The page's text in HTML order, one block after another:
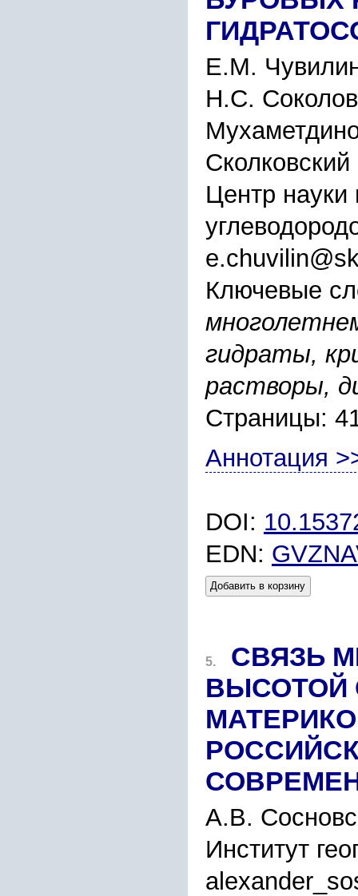
Е.М.
Н.С.
Сколковский
Центр науки
Ключевые
гидраты,
растворы,
Страницы:
Аннотация
DOI:
EDN:
Добавить в корзину
5.
СВЯЗЬ
ВЫСОТОЙ
А.В.
Институт